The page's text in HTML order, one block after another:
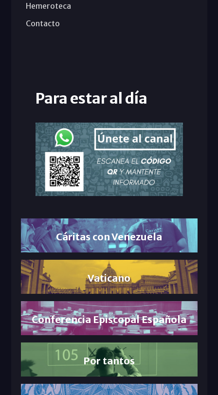
Hemeroteca
Contacto
Para estar al día
Cáritas con Venezuela
Vaticano
Conferencia Episcopal Española
Por tantos